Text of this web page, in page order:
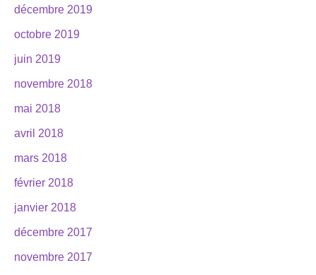
décembre 2019
octobre 2019
juin 2019
novembre 2018
mai 2018
avril 2018
mars 2018
février 2018
janvier 2018
décembre 2017
novembre 2017